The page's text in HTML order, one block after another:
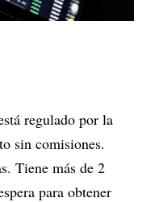
regulado por la
sin comisiones.
Tiene más de 2
para obtener